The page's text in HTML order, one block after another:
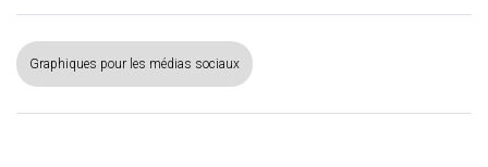
Graphiques pour les médias sociaux